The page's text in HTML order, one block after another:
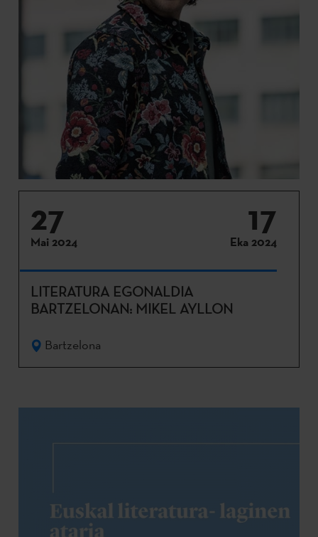
27
Mai 2024
17
Eka 2024
LITERATURA EGONALDIA
BARTZELONAN: MIKEL AYLLON
Bartzelona